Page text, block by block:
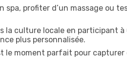
profiter d’un massage ou
la culture locale en participant à
plus personnalisée.
le moment parfait pour capturer